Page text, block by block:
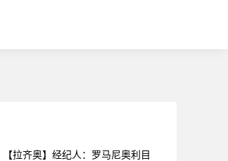
【拉齐奥】经纪人：罗马尼奥利目